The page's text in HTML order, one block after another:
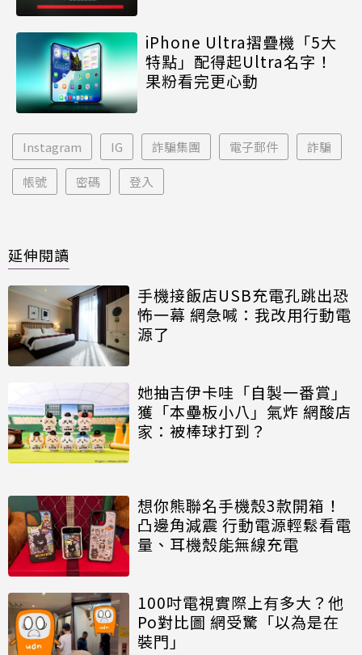
iPhone Ultra摺疊機「5大
特點」配得起Ultra名字！
果粉看完更心動
Instagram IG 詐騙集團 電子郵件 詐騙
帳號 密碼 登入
延伸閱讀
手機接飯店USB充電孔跳出恐
怖一幕 網急喊：我改用行動電
源了
她抽吉伊卡哇「自製一番賞」
獲「本壘板小八」氣炸 網酸店
家：被棒球打到？
想你熊聯名手機殼3款開箱！
凸邊角減震 行動電源輕鬆看電
量、耳機殼能無線充電
100吋電視實際上有多大？他
Po對比圖 網受驚「以為是在
裝門」